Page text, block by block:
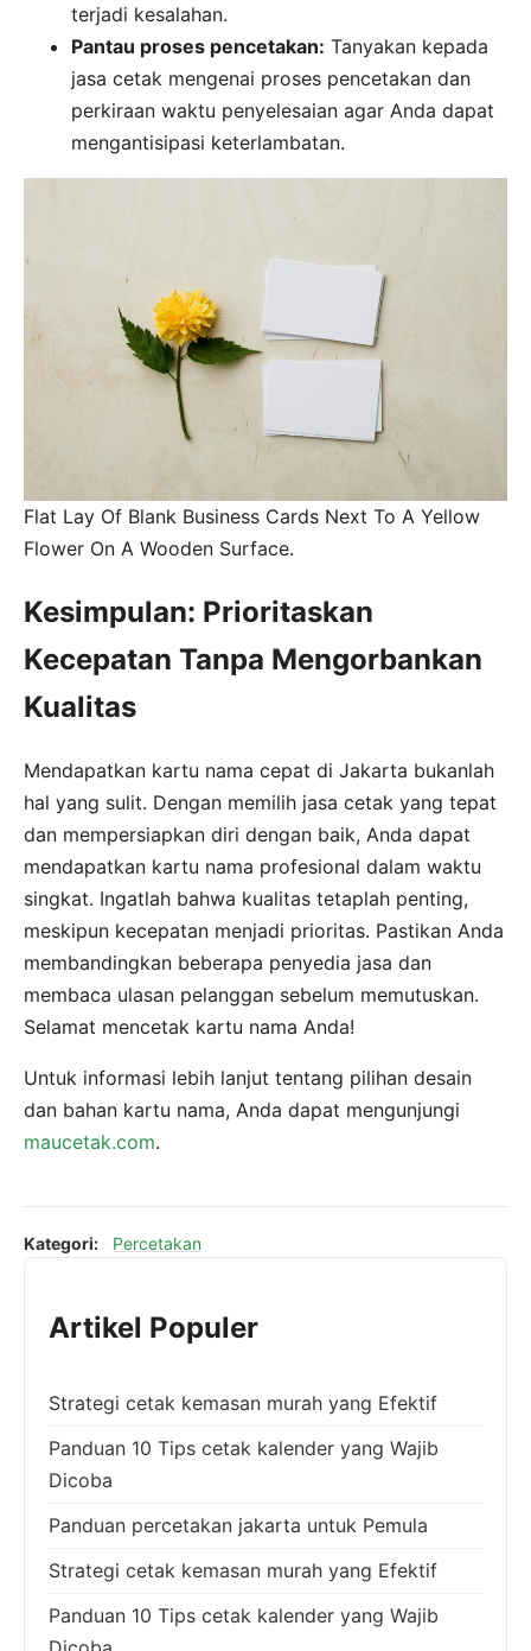
terjadi kesalahan.
Pantau proses pencetakan: Tanyakan kepada
jasa cetak mengenai proses pencetakan dan
perkiraan waktu penyelesaian agar Anda dapat
mengantisipasi keterlambatan.
Flat Lay Of Blank Business Cards Next To A Yellow
Flower On A Wooden Surface.
Kesimpulan: Prioritaskan
Kecepatan Tanpa Mengorbankan
Kualitas
Mendapatkan kartu nama cepat di Jakarta bukanlah
hal yang sulit. Dengan memilih jasa cetak yang tepat
dan mempersiapkan diri dengan baik, Anda dapat
mendapatkan kartu nama profesional dalam waktu
singkat. Ingatlah bahwa kualitas tetaplah penting,
meskipun kecepatan menjadi prioritas. Pastikan Anda
membandingkan beberapa penyedia jasa dan
membaca ulasan pelanggan sebelum memutuskan.
Selamat mencetak kartu nama Anda!
Untuk informasi lebih lanjut tentang pilihan desain
dan bahan kartu nama, Anda dapat mengunjungi
maucetak.com.
Kategori: Percetakan
Artikel Populer
Strategi cetak kemasan murah yang Efektif
Panduan 10 Tips cetak kalender yang Wajib
Dicoba
Panduan percetakan jakarta untuk Pemula
Strategi cetak kemasan murah yang Efektif
Panduan 10 Tips cetak kalender yang Wajib